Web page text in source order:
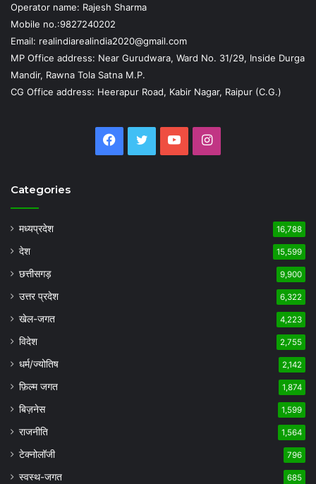
Operator name: Rajesh Sharma
Mobile no.:9827240202
Email: realindiarealindia2020@gmail.com
MP Office address: Near Gurudwara, Ward No. 31/29, Inside Durga
Mandir, Rawna Tola Satna M.P.
CG Office address: Heerapur Road, Kabir Nagar, Raipur (C.G.)
Facebook
TwitterYouTubeInstagram
Categories
मध्यप्रदेश 16,788
देश 15,599
छत्तीसगड़ 9,900
उत्तर प्रदेश 6,322
खेल-जगत 4,223
विदेश 2,755
धर्म/ज्योतिष 2,142
फ़िल्म जगत 1,874
बिज़नेस 1,599
राजनीति 1,564
टेक्नोलॉजी 796
स्वस्थ-जगत 685